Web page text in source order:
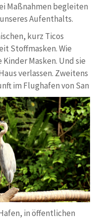
Maßnahmen begleiten
Aufenthalts.
kurz Ticos
Stoffmasken. Wie
Masken. Und sie
verlassen. Zweitens
im Flughafen von San
in öffentlichen